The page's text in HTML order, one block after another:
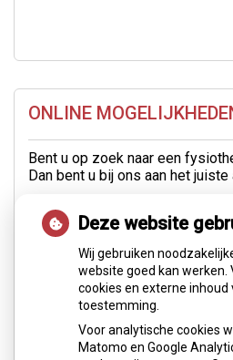
ONLINE
Bent u op zoek naar een
Dan bent u bij ons aan het juiste
U kunt zich via deze site
inschrijven of online een
Uiteraard kunt u ons ook bellen
mail naar
webshop
kunt u
bestellen.
Deze website
Wij gebruiken
website goed kan werken.
cookies en externe inhoud
toestemming.
Voor analytische cookies
Matomo en Google